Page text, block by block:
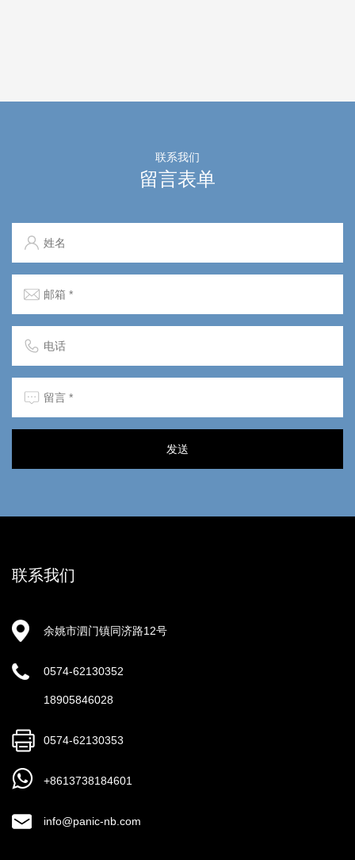
联系我们
留言表单
联系我们
余姚市泗门镇同济路12号
0574-62130352
18905846028
0574-62130353
+8613738184601
info@panic-nb.com